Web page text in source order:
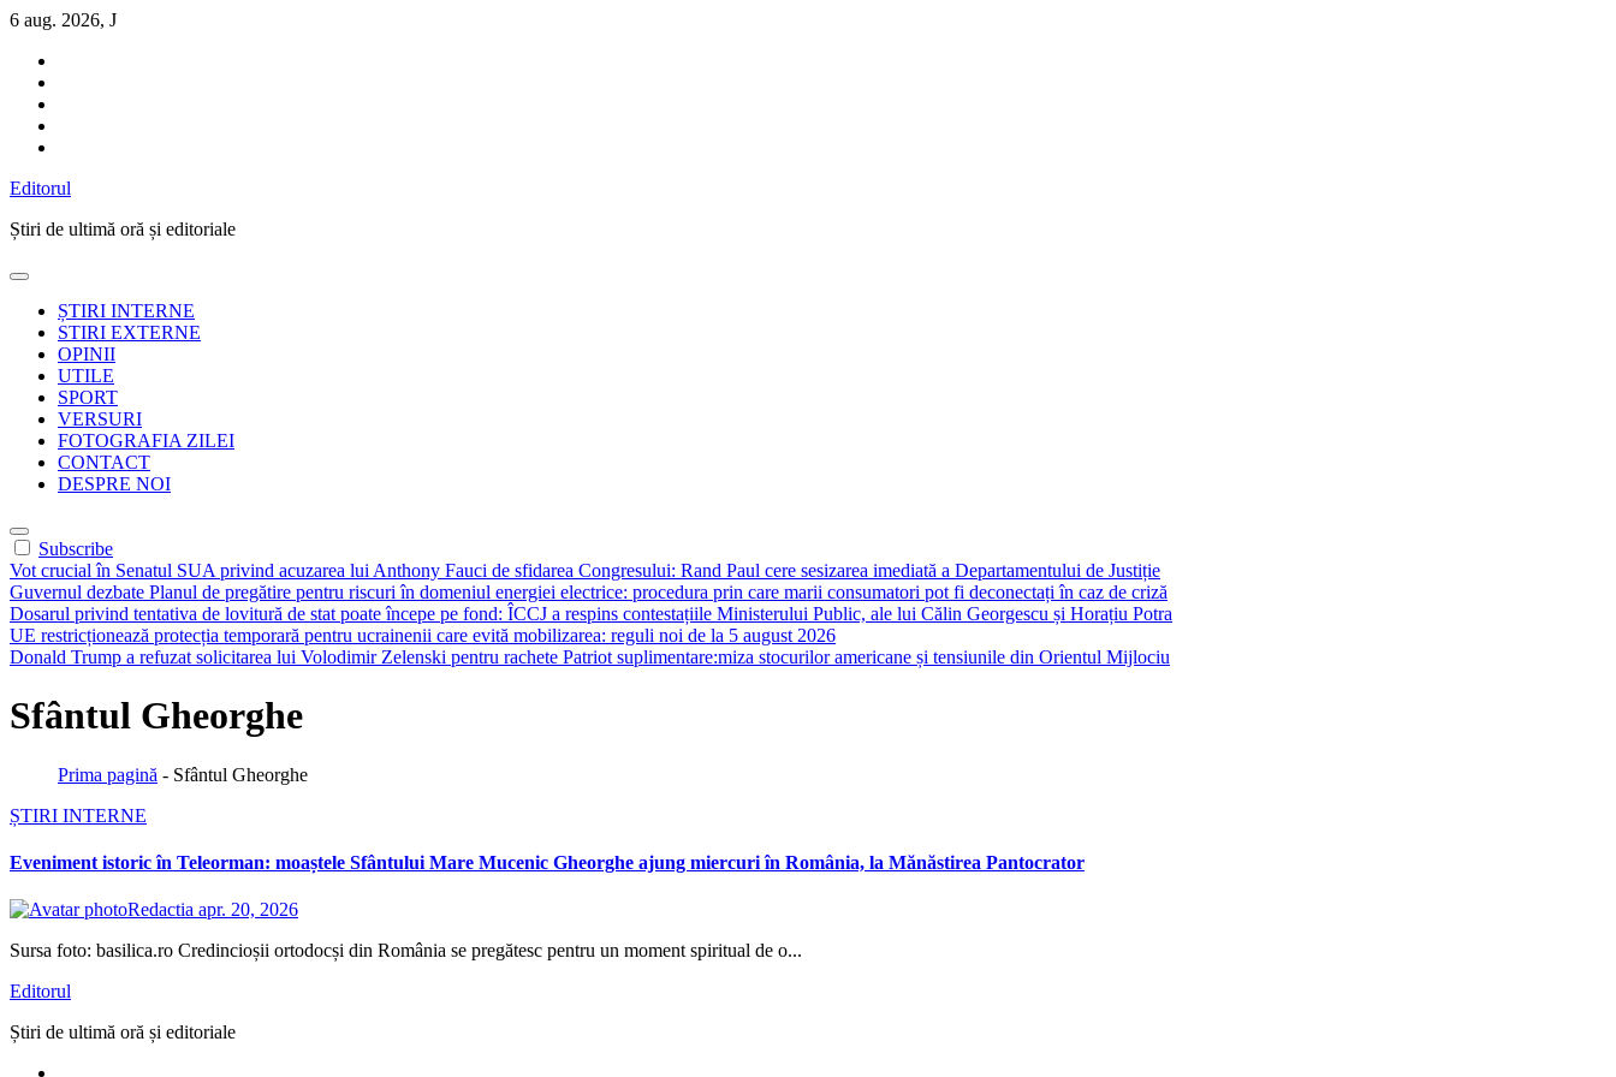
Sari
conținut
6 aug. 2026, J
Editorul
Știri de ultimă oră și editoriale
ȘTIRI INTERNE
STIRI EXTERNE
OPINII
UTILE
SPORT
VERSURI
FOTOGRAFIA ZILEI
CONTACT
DESPRE NOI
Subscribe
Vot crucial în Senatul SUA privind acuzarea lui Anthony Fauci de sfidarea Congresului: Rand Paul cere sesizarea imediată a Departamentului de Justiție
Guvernul dezbate Planul de pregătire pentru riscuri în domeniul energiei electrice: procedura prin care marii consumatori pot fi deconectați în caz de criză
Dosarul privind tentativa de lovitură de stat poate începe pe fond: ÎCCJ a respins contestațiile Ministerului Public, ale lui Călin Georgescu și Horațiu Potra
UE restricționează protecția temporară pentru ucrainenii care evită mobilizarea: reguli noi de la 5 august 2026
Donald Trump a refuzat solicitarea lui Volodimir Zelenski pentru rachete Patriot suplimentare:miza stocurilor americane și tensiunile din Orientul Mijlociu
Sfântul Gheorghe
Prima pagină - Sfântul Gheorghe
ȘTIRI INTERNE
Eveniment istoric în Teleorman: moaștele Sfântului Mare Mucenic Gheorghe ajung miercuri în România, la Mănăstirea Pantocrator
Redactia apr. 20, 2026
Sursa foto: basilica.ro Credincioșii ortodocși din România se pregătesc pentru un moment spiritual de o...
Editorul
Știri de ultimă oră și editoriale